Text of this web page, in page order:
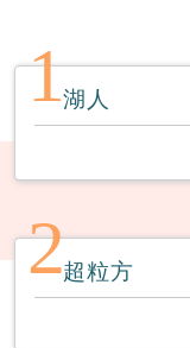
1湖人
2超粒方